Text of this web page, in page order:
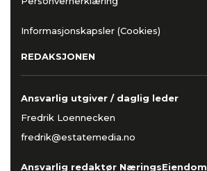
Informasjonskapsler (Cookies)
REDAKSJONEN
Ansvarlig utgiver / daglig leder
Fredrik Loennecken
fredrik@estatemedia.no
Ansvarlig redaktør NæringsEiendom